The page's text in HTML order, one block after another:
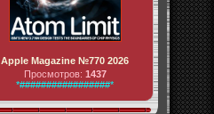
Apple Magazine №770 2026
Просмотров: 1437
*#################*